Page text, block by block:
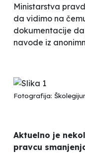
Ministarstva
da vidimo na
dokumentacije
navode iz
Fotografija:
Aktuelno je
pravcu